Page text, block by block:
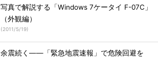
写真で解説する「Windows 7ケータイ F-07C」
（外観編）
(2011/5/19)
余震続く――「緊急地震速報」で危険回避を